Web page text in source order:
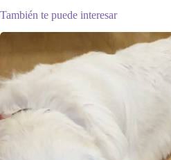
También te puede interesar